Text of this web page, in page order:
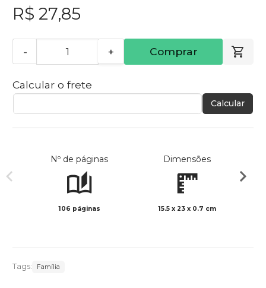
R$ 27,85
- + Comprar
Calcular o frete
Calcular
Nº de páginas
106 páginas
Dimensões
15.5 x 23 x 0.7 cm
Tags: Família